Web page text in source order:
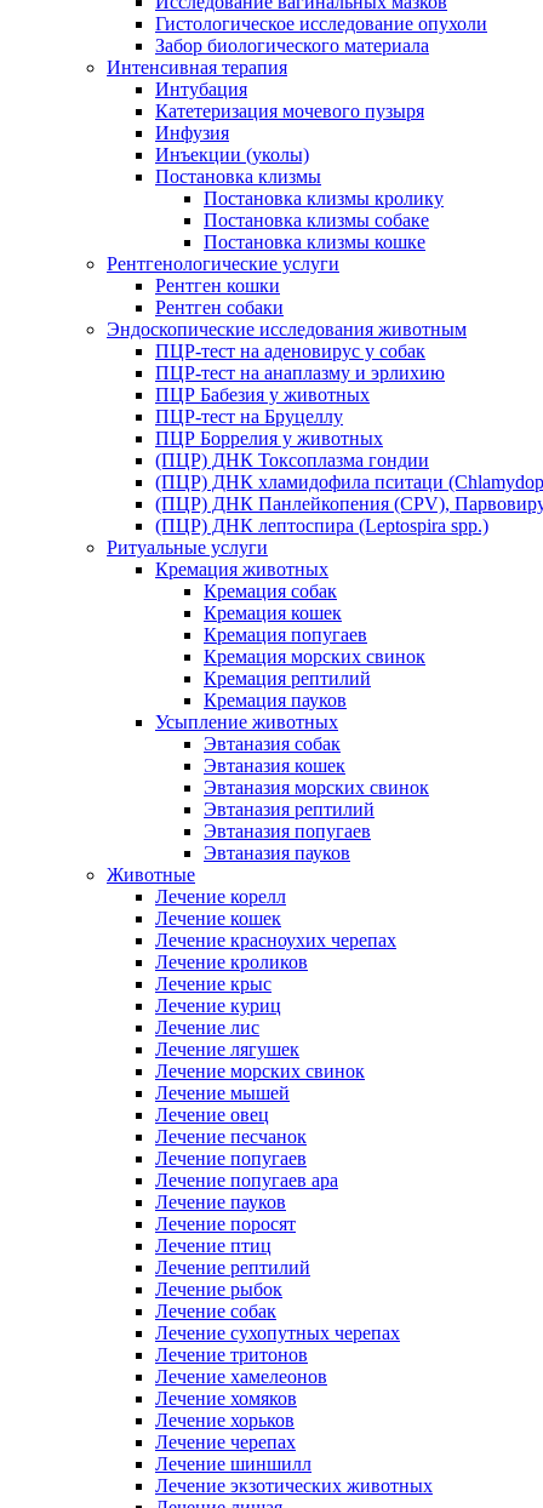
Гистологическое исследование опухоли
Забор биологического материала
Интенсивная терапия
Интубация
Катетеризация мочевого пузыря
Инфузия
Инъекции (уколы)
Постановка клизмы
Постановка клизмы кролику
Постановка клизмы собаке
Постановка клизмы кошке
Рентгенологические услуги
Рентген кошки
Рентген собаки
Эндоскопические исследования животным
ПЦР-тест на аденовирус у собак
ПЦР-тест на анаплазму и эрлихию
ПЦР Бабезия у животных
ПЦР-тест на Бруцеллу
ПЦР Боррелия у животных
(ПЦР) ДНК Токсоплазма гондии
(ПЦР) ДНК хламидофила пситаци
(ПЦР) ДНК Панлейкопения (CPV),
(ПЦР) ДНК лептоспира (Leptospira spp.)
Ритуальные услуги
Кремация животных
Кремация собак
Кремация кошек
Кремация попугаев
Кремация морских свинок
Кремация рептилий
Кремация пауков
Усыпление животных
Эвтаназия собак
Эвтаназия кошек
Эвтаназия морских свинок
Эвтаназия рептилий
Эвтаназия попугаев
Эвтаназия пауков
Животные
Лечение корелл
Лечение кошек
Лечение красноухих черепах
Лечение кроликов
Лечение крыс
Лечение куриц
Лечение лис
Лечение лягушек
Лечение морских свинок
Лечение мышей
Лечение овец
Лечение песчанок
Лечение попугаев
Лечение попугаев ара
Лечение пауков
Лечение поросят
Лечение птиц
Лечение рептилий
Лечение рыбок
Лечение собак
Лечение сухопутных черепах
Лечение тритонов
Лечение хамелеонов
Лечение хомяков
Лечение хорьков
Лечение черепах
Лечение шиншилл
Лечение экзотических животных